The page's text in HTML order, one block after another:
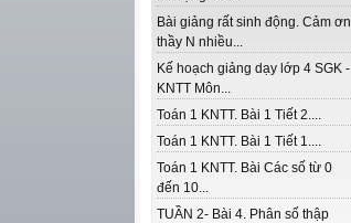
Bài giảng rất sinh động. Cảm ơn
thầy N nhiều...
Kế hoạch giảng dạy lớp 4 SGK -
KNTT Môn...
Toán 1 KNTT. Bài 1 Tiết 2....
Toán 1 KNTT. Bài 1 Tiết 1....
Toán 1 KNTT. Bài Các số từ 0
đến 10...
TUẦN 2- Bài 4. Phân số thập